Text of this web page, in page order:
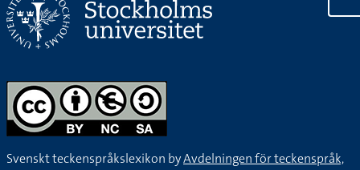
Svenskt teckenspråkslexikon byAvdelningen för teckenspråk,